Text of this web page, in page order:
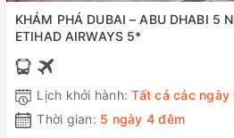
KHÁM PHÁ DUBAI – ABU DHABI 5
ETIHAD AIRWAYS 5*
Lịch khởi hành:Tất cả các ngày
Thời gian: 5 ngày 4 đêm